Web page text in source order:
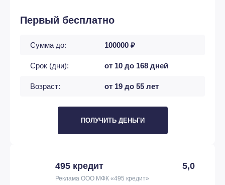
Первый бесплатно
Сумма до: 100000 ₽
Срок (дни): от 10 до 168 дней
Возраст: от 19 до 55 лет
ПОЛУЧИТЬ ДЕНЬГИ
495 кредит 5,0
Реклама ООО МФК «495 кредит»